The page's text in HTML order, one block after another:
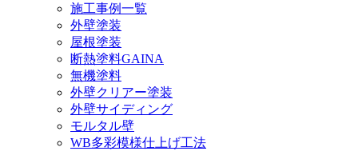
施工事例一覧
外壁塗装
屋根塗装
断熱塗料GAINA
無機塗料
外壁クリアー塗装
外壁サイディング
モルタル壁
WB多彩模様仕上げ工法